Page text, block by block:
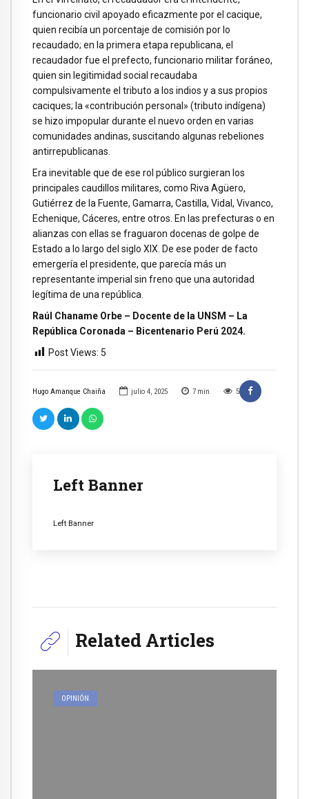
Hugo Amanque Chaiña julio 4, 2025 7 min 5
Left Banner
Left Banner
funcionario civil apoyado eficazmente por el cacique,
quien recibía un porcentaje de comisión por lo
recaudado; en la primera etapa republicana, el
recaudador fue el prefecto, funcionario militar foráneo,
quien sin legitimidad social recaudaba
compulsivamente el tributo a los indios y a sus propios
caciques; la «contribución personal» (tributo indígena)
se hizo impopular durante el nuevo orden en varias
comunidades andinas, suscitando algunas rebeliones
antirrepublicanas.
Era inevitable que de ese rol público surgieran los
principales caudillos militares, como Riva Agüero,
Gutiérrez de la Fuente, Gamarra, Castilla, Vidal, Vivanco,
Echenique, Cáceres, entre otros. En las prefecturas o en
alianzas con ellas se fraguaron docenas de golpe de
Estado a lo largo del siglo XIX. De ese poder de facto
emergería el presidente, que parecía más un
representante imperial sin freno que una autoridad
legítima de una república.
Raúl Chaname Orbe – Docente de la UNSM – La
República Coronada – Bicentenario Perú 2024.
Post Views: 5
Related Articles
OPINIÓN